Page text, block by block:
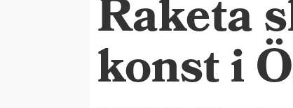
Raketa
konst i